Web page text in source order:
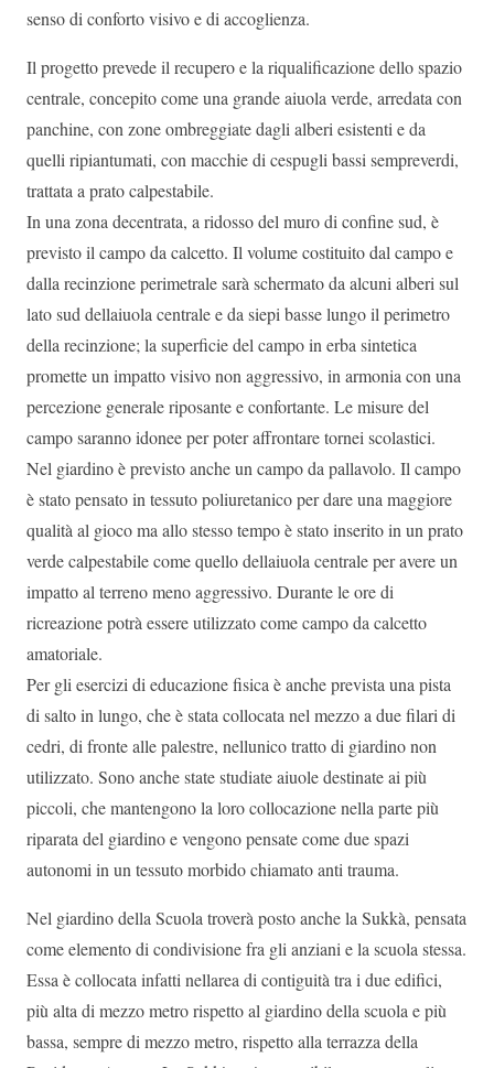
senso di conforto visivo e di accoglienza.
Il progetto prevede il recupero e la riqualificazione dello spazio
centrale, concepito come una grande aiuola verde, arredata con
panchine, con zone ombreggiate dagli alberi esistenti e da
quelli ripiantumati, con macchie di cespugli bassi sempreverdi,
trattata a prato calpestabile.
In una zona decentrata, a ridosso del muro di confine sud, è
previsto il campo da calcetto. Il volume costituito dal campo e
dalla recinzione perimetrale sarà schermato da alcuni alberi sul
lato sud dellaiuola centrale e da siepi basse lungo il perimetro
della recinzione; la superficie del campo in erba sintetica
promette un impatto visivo non aggressivo, in armonia con una
percezione generale riposante e confortante. Le misure del
campo saranno idonee per poter affrontare tornei scolastici.
Nel giardino è previsto anche un campo da pallavolo. Il campo
è stato pensato in tessuto poliuretanico per dare una maggiore
qualità al gioco ma allo stesso tempo è stato inserito in un prato
verde calpestabile come quello dellaiuola centrale per avere un
impatto al terreno meno aggressivo. Durante le ore di
ricreazione potrà essere utilizzato come campo da calcetto
amatoriale.
Per gli esercizi di educazione fisica è anche prevista una pista
di salto in lungo, che è stata collocata nel mezzo a due filari di
cedri, di fronte alle palestre, nellunico tratto di giardino non
utilizzato. Sono anche state studiate aiuole destinate ai più
piccoli, che mantengono la loro collocazione nella parte più
riparata del giardino e vengono pensate come due spazi
autonomi in un tessuto morbido chiamato anti trauma.
Nel giardino della Scuola troverà posto anche la Sukkà, pensata
come elemento di condivisione fra gli anziani e la scuola stessa.
Essa è collocata infatti nellarea di contiguità tra i due edifici,
più alta di mezzo metro rispetto al giardino della scuola e più
bassa, sempre di mezzo metro, rispetto alla terrazza della